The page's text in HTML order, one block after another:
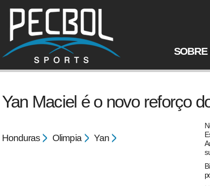
SOBRE
Yan Maciel é o novo reforço
Honduras Olimpia Yan